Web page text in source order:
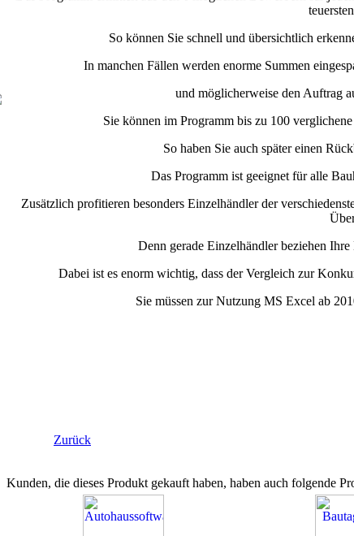
So können Sie schnell und übersichtlich
In manchen Fällen werden enorme Summen
und möglicherweise den Auftrag
Sie können im Programm bis zu 100
So haben Sie auch später einen
Das Programm ist geeignet für alle
Zusätzlich profitieren besonders Einzelhändler der
Denn gerade Einzelhändler beziehen
Dabei ist es enorm wichtig, dass der Vergleich zur
Sie müssen zur Nutzung MS Excel ab
Zurück
Kunden, die dieses Produkt gekauft haben, haben auch folgende